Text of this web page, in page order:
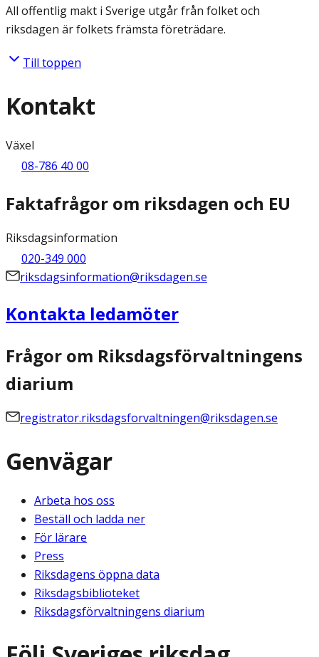
All offentlig makt i Sverige utgår från folket och
riksdagen är folkets främsta företrädare.
Till toppen
Kontakt
Växel
08-786 40 00
Faktafrågor om riksdagen och EU
Riksdagsinformation
020-349 000
riksdagsinformation@riksdagen.se
Kontakta ledamöter
Frågor om Riksdagsförvaltningens
diarium
registrator.riksdagsforvaltningen@riksdagen.se
Genvägar
Arbeta hos oss
Beställ och ladda ner
För lärare
Press
Riksdagens öppna data
Riksdagsbiblioteket
Riksdagsförvaltningens diarium